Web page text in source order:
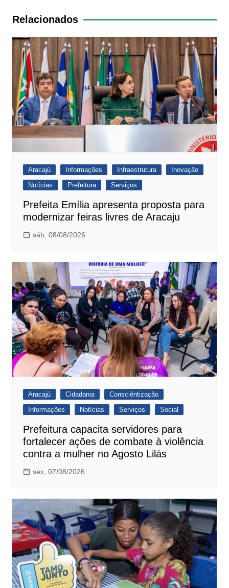
A
p
b
k
Post
Relacionados
Aracajú Informações Infraestrutura
Inovação
Notícias
Prefeitura Serviços
Prefeita Emília apresenta proposta para
modernizar feiras livres de Aracaju
sáb, 08/08/2026
Aracajú Cidadania
Consciêntização
Informações
Notícias Serviços Social
Prefeitura capacita servidores para
fortalecer ações de combate à violência
contra a mulher no Agosto Lilás
sex, 07/08/2026